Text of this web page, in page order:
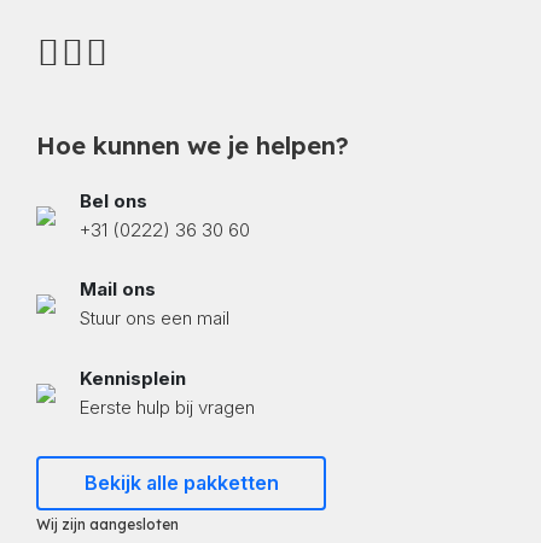
Hoe kunnen we je helpen?
Bel ons
+31 (0222) 36 30 60
Mail ons
Stuur ons een mail
Kennisplein
Eerste hulp bij vragen
Bekijk alle pakketten
Wij zijn aangesloten